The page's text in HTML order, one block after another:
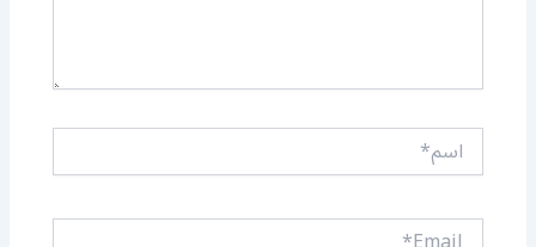
اسم*
Email*